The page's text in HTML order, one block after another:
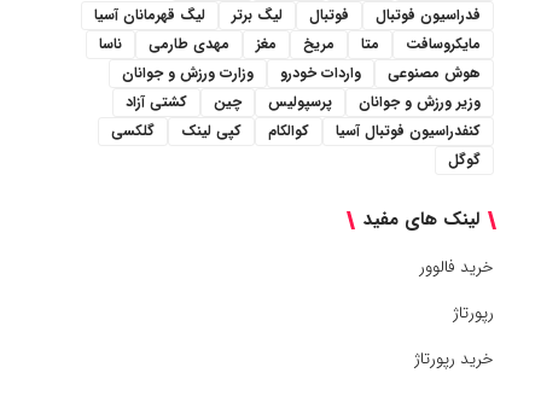
فدراسیون فوتبال
فوتبال لیگ برتر
لیگ قهرمانان آسیا
مایکروسافت
متا مریخ مغز مهدی طارمی
ناسا
هوش مصنوعی
واردات خودرو
وزارت ورزش و جوانان
وزیر ورزش و جوانان
پرسپولیس چین
کشتی آزاد
کنفدراسیون فوتبال آسیا
کوالکام کپی لینک
گلکسی
گوگل
لینک های مفید
خرید فالوور
رپورتاژ
خرید رپورتاژ